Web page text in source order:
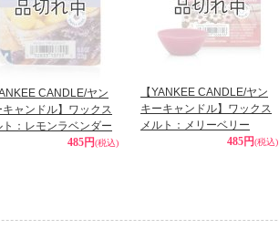
CANDLE/ヤン
キャンドル】ワックス
ト：レモンラベンダー
485円(税込)
【YANKEE CANDLE/ヤン
キーキャンドル】ワックス
メルト：メリーベリー
485円(税込)